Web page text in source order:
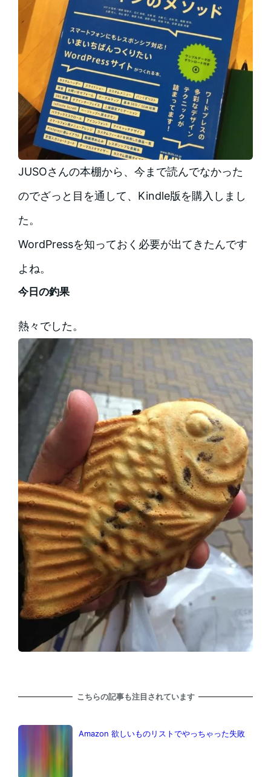
JUSOさんの本棚から、今まで読んでなかった
のでざっと目を通して、Kindle版を購入しまし
た。
WordPressを知っておく必要が出てきたんです
よね。
今日の釣果
熱々でした。
こちらの記事も注目されています
Amazon 欲しいものリストでやっちゃった失敗